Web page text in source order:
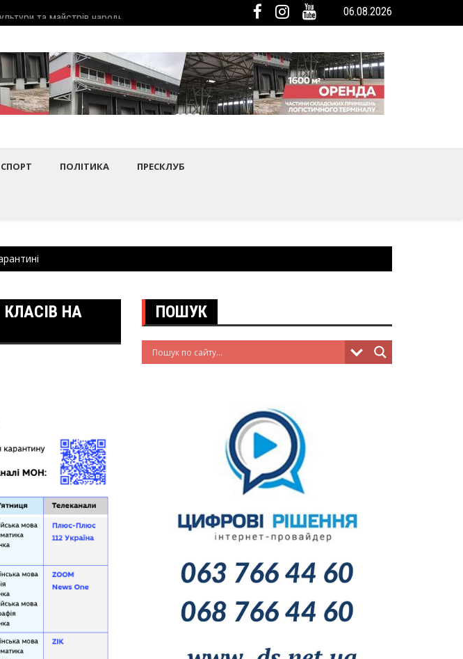
та майстрів народного мистецтва Шептицького району
Шептицька громада була представлена на Європейському регіональному
06.08.2026
СПОРТ ПОЛІТИКА ПРЕСКЛУБ
НА
ПОШУК